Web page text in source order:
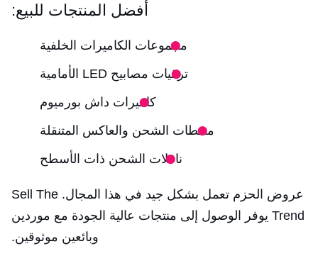
أفضل المنتجات للبيع:
مجموعات الكاميرات الخلفية
ترقيات مصابيح LED الأمامية
كاميرات داش بورميوم
محطات الشحن والعاكس المتنقلة
ناقلات الشحن ذات الأسطح
عروض الحزم تعمل بشكل جيد في هذا المجال. Sell The
Trend يوفر الوصول إلى منتجات عالية الجودة مع موردين
وبائعين موثوقين.